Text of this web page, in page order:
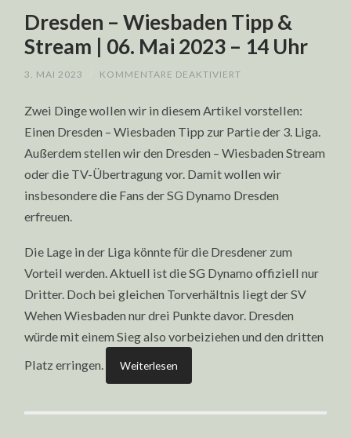
Dresden – Wiesbaden Tipp &
Stream | 06. Mai 2023 – 14 Uhr
3. MAI 2023 KOMMENTARE DEAKTIVIERT
WIESBADEN
&
|
MAI
2023
–
Zwei Dinge wollen wir in diesem Artikel vorstellen:
Einen Dresden – Wiesbaden Tipp zur Partie der 3. Liga.
Außerdem stellen wir den Dresden – Wiesbaden Stream
oder die TV-Übertragung vor. Damit wollen wir
insbesondere die Fans der SG Dynamo Dresden
erfreuen.
Die Lage in der Liga könnte für die Dresdener zum
Vorteil werden. Aktuell ist die SG Dynamo offiziell nur
Dritter. Doch bei gleichen Torverhältnis liegt der SV
Wehen Wiesbaden nur drei Punkte davor. Dresden
würde mit einem Sieg also vorbeiziehen und den dritten
Platz erringen.
Weiterlesen